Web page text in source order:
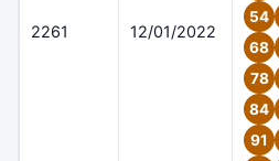
2261 12/01/2022
54
68
78
84
91